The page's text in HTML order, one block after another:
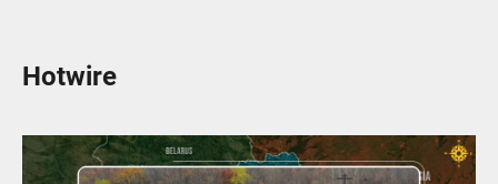
Hotwire